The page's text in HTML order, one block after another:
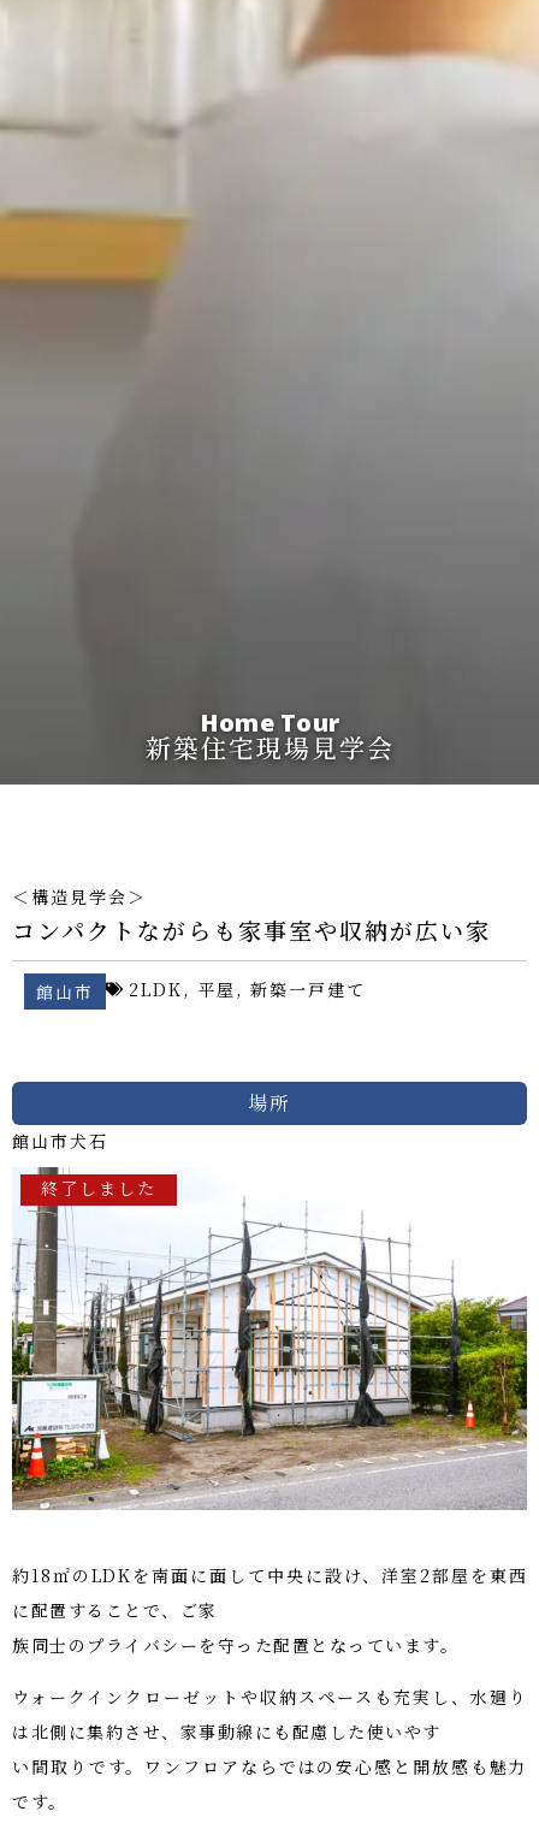
Home Tour
新築住宅現場見学会
＜構造見学会＞
コンパクトながらも家事室や収納が広い家
館山市 2LDK, 平屋 , 新築一戸建て
場所
館山市犬石
終了しました
約18㎡のLDKを南面に面して中央に設け、洋室2部屋を東西
に配置することで、ご家
族同士のプライバシーを守った配置となっています。
ウォークインクローゼットや収納スペースも充実し、水廻り
は北側に集約させ、家事動線にも配慮した使いやす
い間取りです。ワンフロアならではの安心感と開放感も魅力
です。